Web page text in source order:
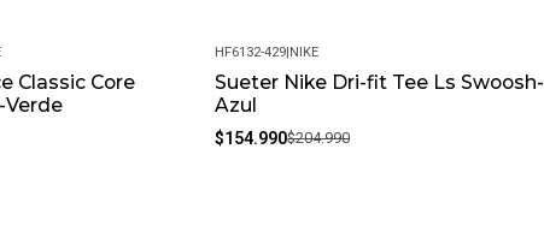
Composición: 100% Poliéster.
Classic Core
Verde
-24%
HF6132-429|NIKE
Sueter Nike Dri-fit Tee Ls Swoosh-
Azul
$154.990$204.990